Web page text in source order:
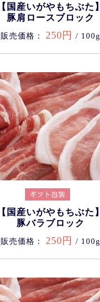
【国産いがやもちぶた】
豚肩ロースブロック
販売価格： 250円 / 100g
【国産いがやもちぶた】
豚バラブロック
販売価格： 250円 / 100g